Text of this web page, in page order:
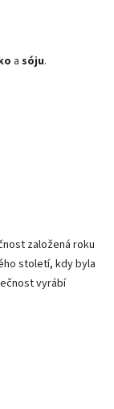
a sóju.
založená roku
století, kdy byla
vyrábí